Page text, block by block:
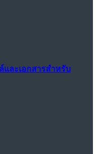
และเอกสารสำหรับ